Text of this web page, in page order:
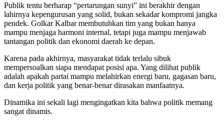
Publik tentu berharap “pertarungan sunyi” ini berakhir dengan
lahirnya kepengurusan yang solid, bukan sekadar kompromi jangka
pendek. Golkar Kalbar membutuhkan tim yang bukan hanya
mampu menjaga harmoni internal, tetapi juga mampu menjawab
tantangan politik dan ekonomi daerah ke depan.
Karena pada akhirnya, masyarakat tidak terlalu sibuk
mempersoalkan siapa mendapat posisi apa. Yang dilihat publik
adalah apakah partai mampu melahirkan energi baru, gagasan baru,
dan kerja politik yang benar-benar dirasakan manfaatnya.
Dinamika ini sekali lagi mengingatkan kita bahwa politik memang
sangat dinamis.